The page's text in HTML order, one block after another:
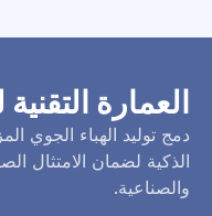
الذكية لضمان الامتثال
والصناعية.